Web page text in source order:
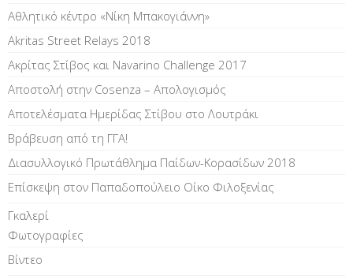
Αθλητικό κέντρο «Νίκη Μπακογιάννη»
Akritas Street Relays 2018
Ακρίτας Στίβος και Navarino Challenge 2017
Αποστολή στην Cosenza – Απολογισμός
Αποτελέσματα Ημερίδας Στίβου στο Λουτράκι
Βράβευση από τη ΓΓΑ!
Διασυλλογικό Πρωτάθλημα Παίδων-Κορασίδων 2018
Επίσκεψη στον Παπαδοπούλειο Οίκο Φιλοξενίας
Γκαλερί
Φωτογραφίες
Βίντεο